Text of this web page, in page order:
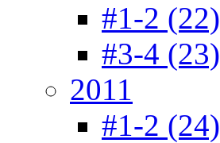
#1-2 (22)
#3-4 (23)
2011
#1-2 (24)